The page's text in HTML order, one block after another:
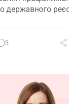
державного
3